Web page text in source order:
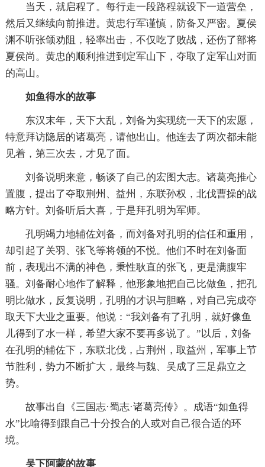
当天，就启程了。每行走一段路程就设下一道营垒，
然后又继续向前推进。黄忠行军谨慎，防备又严密。夏侯
渊不听张颌劝阻，轻率出击，不仅吃了败战，还伤了部将
夏侯尚。黄忠的顺利推进到定军山下，夺取了定军山对面
的高山。
如鱼得水的故事
东汉末年，天下大乱，刘备为实现统一天下的宏愿，
特意拜访隐居的诸葛亮，请他出山。他连去了两次都未能
见着，第三次去，才见了面。
刘备说明来意，畅谈了自己的宏图大志。诸葛亮推心
置腹，提出了夺取荆州、益州，东联孙权，北伐曹操的战
略方针。刘备听后大喜，于是拜孔明为军师。
孔明竭力地辅佐刘备，而刘备对孔明的信任和重用，
却引起了关羽、张飞等将领的不悦。他们不时在刘备面
前，表现出不满的神色，秉性耿直的张飞，更是满腹牢
骚。刘备耐心地作了解释，他形象地把自己比做鱼，把孔
明比做水，反复说明，孔明的才识与胆略，对自己完成夺
取天下大业之重要。他说：“我刘备有了孔明，就好像鱼
儿得到了水一样，希望大家不要再多说了。”以后，刘备
在孔明的辅佐下，东联北伐，占荆州，取益州，军事上节
节胜利，势力不断扩大，最终与魏、吴成了三足鼎立之
势。
故事出自《三国志·蜀志·诸葛亮传》。成语“如鱼得
水”比喻得到跟自己十分投合的人或对自己很合适的环
境。
吴下阿蒙的故事